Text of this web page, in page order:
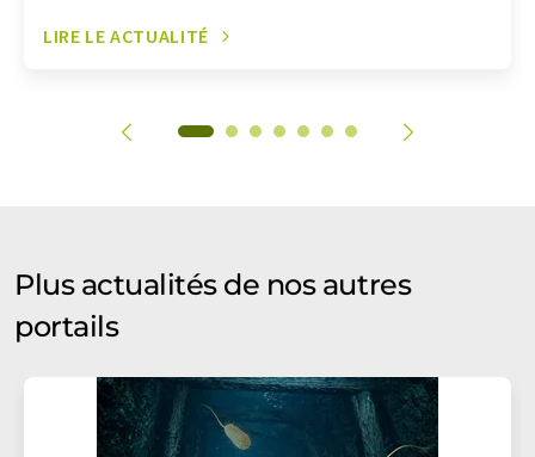
LIRE LE ACTUALITÉ
Plus actualités de nos autres
portails